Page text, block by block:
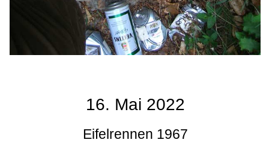
16. Mai 2022
Eifelrennen 1967